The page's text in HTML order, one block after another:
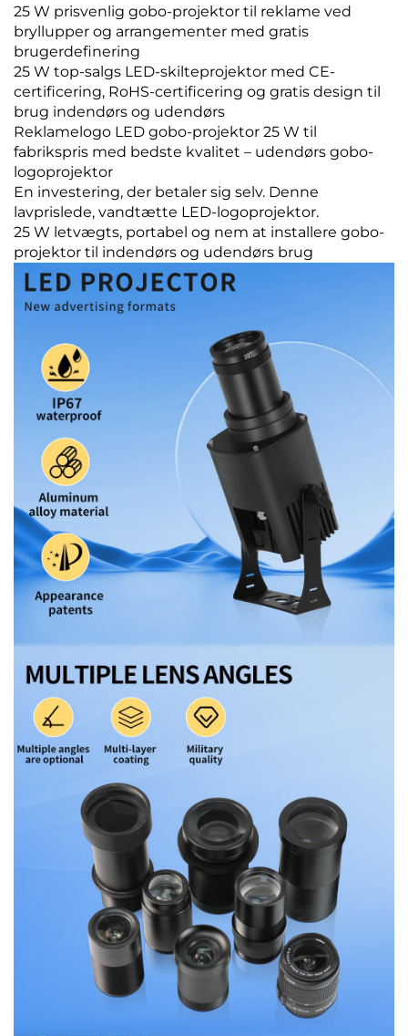
25 W prisvenlig gobo-projektor til reklame ved
bryllupper og arrangementer med gratis
brugerdefinering
25 W top-salgs LED-skilteprojektor med CE-
certificering, RoHS-certificering og gratis design til
brug indendørs og udendørs
Reklamelogo LED gobo-projektor 25 W til
fabrikspris med bedste kvalitet – udendørs gobo-
logoprojektor
En investering, der betaler sig selv. Denne
lavprislede, vandtætte LED-logoprojektor.
25 W letvægts, portabel og nem at installere gobo-
projektor til indendørs og udendørs brug